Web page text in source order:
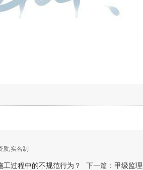
质,实名制
工过程中的不规范行为？ 下一篇： 甲级监